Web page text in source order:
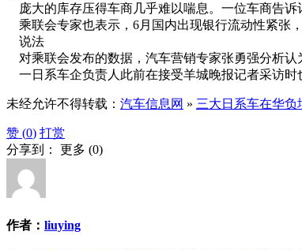
庞大的库存压得车商几乎难以喘息。一位车商告诉
乘联会专家也表示，6月国内出现银行流动性紧张
说法
对乘联会发布的数据，汽车营销专家张勇强分析认
一日系车企负责人此前在接受羊城晚报记者采访时
未经允许不得转载： 汽车信息网 » 三大日系车在华负
赞 (0) 打赏
分享到： 更多 (0)
作者： liuying